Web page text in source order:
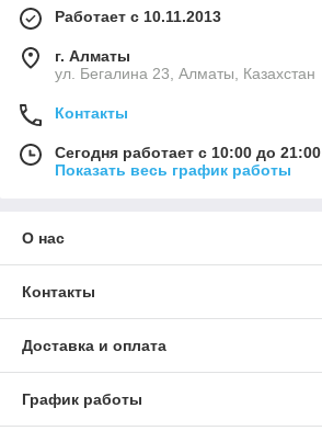
Работает с 10.11.2013
г. Алматы
ул. Бегалина 23, Алматы, Казахстан
Контакты
Сегодня работает с 10:00 до 21:00
Показать весь график работы
О нас
Контакты
Доставка и оплата
График работы